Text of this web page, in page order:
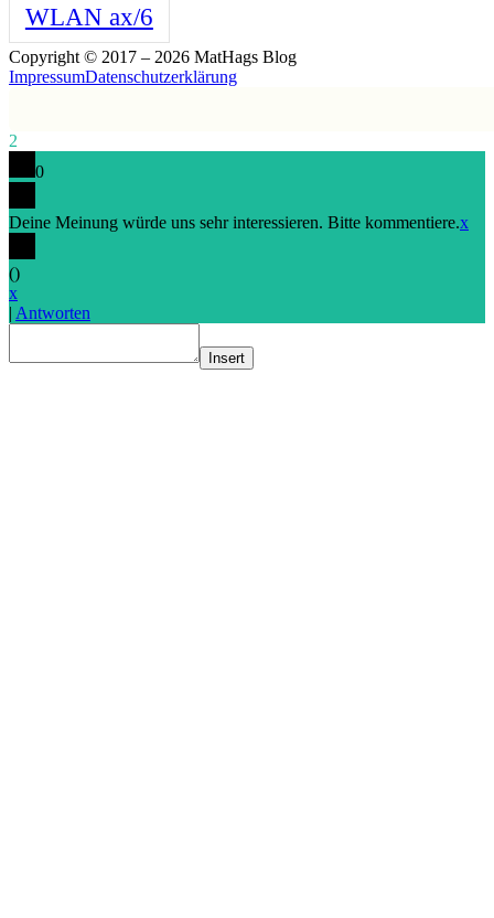
WLAN ax/6
Copyright © 2017 – 2026 MatHags Blog
ImpressumDatenschutzerklärung
2
0
Deine Meinung würde uns sehr interessieren. Bitte kommentiere.x
()
x
Antworten
Insert